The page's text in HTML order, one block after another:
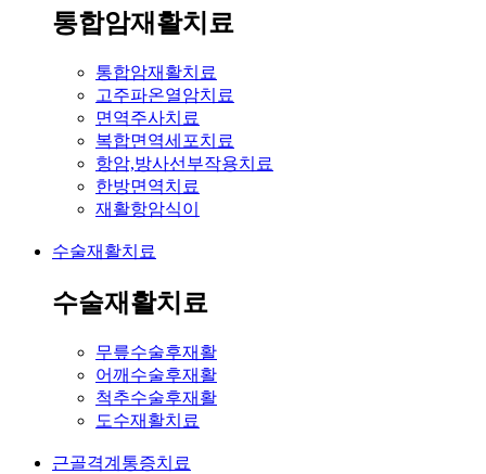
통합암재활치료
통합암재활치료
고주파온열암치료
면역주사치료
복합면역세포치료
항암,방사선부작용치료
한방면역치료
재활항암식이
수술재활치료
수술재활치료
무릎수술후재활
어깨수술후재활
척추수술후재활
도수재활치료
근골격계통증치료